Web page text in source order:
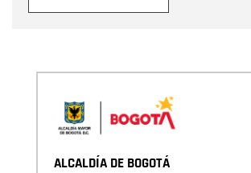
ALCALDÍA DE BOGOTÁ